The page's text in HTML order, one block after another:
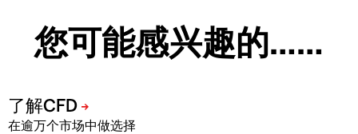
您可能感兴趣的……
在逾万个市场中做选择